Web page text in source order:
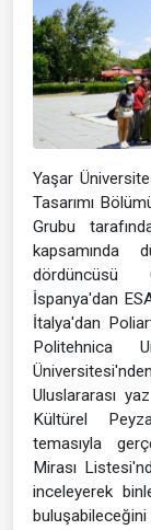
Yaşar
Tasarımı
Grubu
kapsamında
dördüncüsü
İspanya'dan
İtalya'dan
Politehnica
Uluslararası
Kültürel
temasıyla
Mirası
inceleyerek